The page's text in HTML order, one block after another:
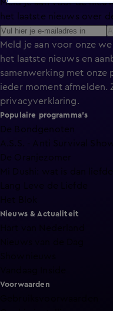
Meld je aan voor de
het laatste nieuws over
Meld je aan voor onze
het laatste nieuws en
samenwerking met onze
ieder moment afmelden.
privacyverklaring.
Populaire programma's
De Bondgenoten
A.S.S. - Anti Survival
De Oranjezomer
Mi Dushi: wat is dan liefde?
Lang Leve de Liefde
Het Blok
Nieuws & Actualiteit
Voorwaarden